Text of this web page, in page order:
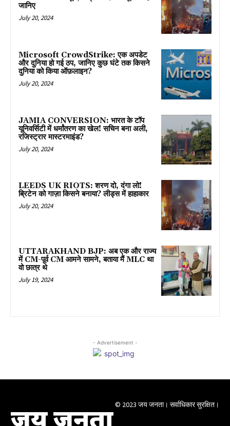
जानिए
July 20, 2024
Microsoft CrowdStrike: एक अपडेट
और दुनिया हो गई ठप, जानिए कुछ घंटे तक किसने
दुनिया को किया ऑफ़लाइन?
July 20, 2024
JAMIA CONVERSION: भारत के टॉप
यूनिवर्सिटी में धर्मांतरण का खेल! सचिन बना अली,
रजिस्ट्रार मास्टरमाइंड?
July 20, 2024
LEEDS UK RIOTS: शरण दो, दंगा लो!
ब्रिटेन को गाज़ा किसने बनाया? लीड्स में हाहाकार
July 20, 2024
UTTARAKHAND BJP: अब एक और राज्य
में CM-पूर्व CM आमने सामने, बताया मैं MLC था
वो छात्र थे
July 19, 2024
- Advertisement -
जय जनता © 2023 जय जनता। सर्वाधिकार सुरक्षित।